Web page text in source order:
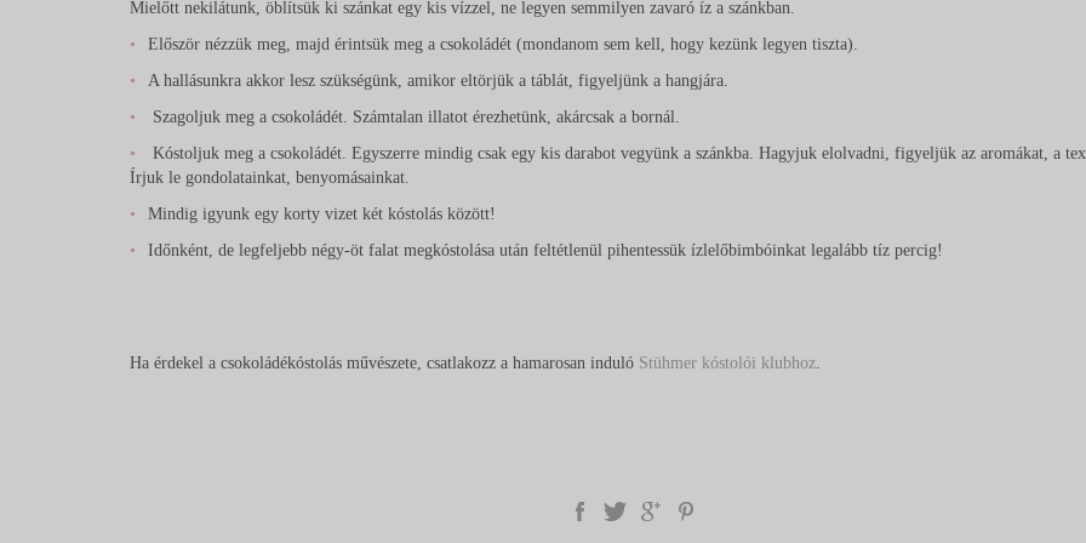
Mielőtt nekilátunk, öblítsük ki szánkat egy kis vízzel, ne legyen semmilyen zavaró íz a szánkban.
Először nézzük meg, majd érintsük meg a csokoládét (mondanom sem kell, hogy kezünk legyen tiszta).
A hallásunkra akkor lesz szükségünk, amikor eltörjük a táblát, figyeljünk a hangjára.
Szagoljuk meg a csokoládét. Számtalan illatot érezhetünk, akárcsak a bornál.
Kóstoljuk meg a csokoládét. Egyszerre mindig csak egy kis darabot vegyünk a szánkba. Hagyjuk elolvadni, figyeljük az aromákat, a
Írjuk le gondolatainkat, benyomásainkat.
Mindig igyunk egy korty vizet két kóstolás között!
Időnként, de legfeljebb négy-öt falat megkóstolása után feltétlenül pihentessük ízlelőbimbóinkat legalább tíz percig!
Ha érdekel a csokoládékóstolás művészete, csatlakozz a hamarosan induló Stühmer kóstolói klubhoz